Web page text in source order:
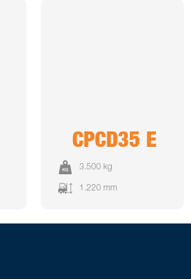
CPCD35 E
3.500 kg
1.220 mm